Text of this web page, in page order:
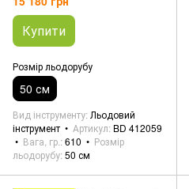
Купити
Розмір льодорубу
50 см
Вид інструменту Льодовий
інструмент
Артикул BD 412059
Вага, гр. 610
Розмір
льодорубу 50 см